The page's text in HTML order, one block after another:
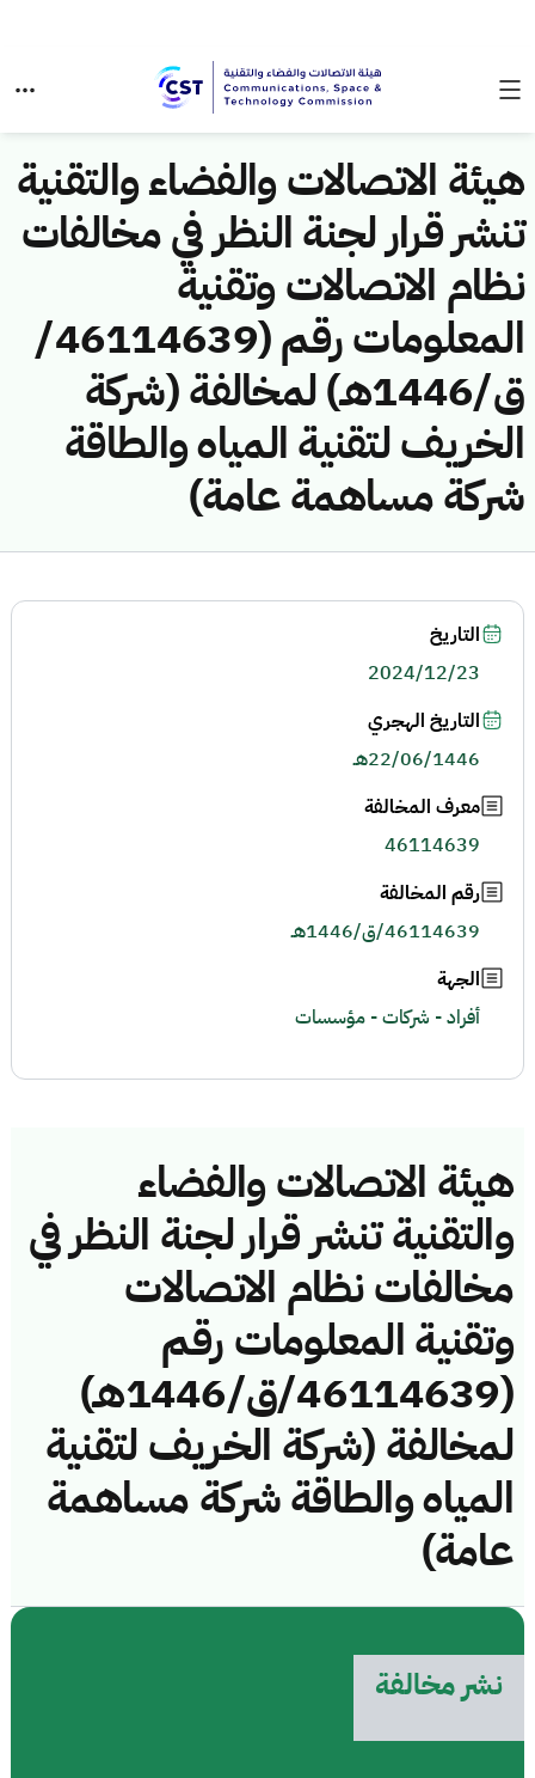
هيئة الاتصالات والفضاء والتقنية
تنشر قرار لجنة النظر في مخالفات
نظام الاتصالات وتقنية
المعلومات رقم (46114639/
ق/1446هـ) لمخالفة (شركة
الخريف لتقنية المياه والطاقة
شركة مساهمة عامة)
هيئة الاتصالات والفضاء
والتقنية تنشر قرار لجنة النظر في
مخالفات نظام الاتصالات
وتقنية المعلومات رقم
(46114639/ق/1446هـ)
لمخالفة (شركة الخريف لتقنية
المياه والطاقة شركة مساهمة
عامة)
نشر مخالفة
التاريخ
2024/12/23
التاريخ الهجري
22/06/1446هـ
معرف المخالفة
46114639
رقم المخالفة
46114639/ق/1446هـ
الجهة
أفراد - شركات - مؤسسات